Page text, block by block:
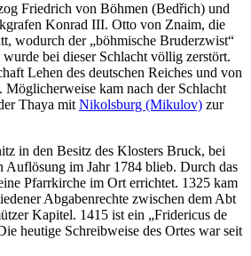
Friedrich von Böhmen (Bedřich) und
Konrad III. Otto von Znaim, die
wodurch der „böhmische Bruderzwist“
bei dieser Schlacht völlig zerstört.
Lehen des deutschen Reiches und von
kam nach der Schlacht
Thaya mit Nikolsburg (Mikulov) zur
in den Besitz des Klosters Bruck, bei
Auflösung im Jahr 1784 blieb. Durch das
Pfarrkirche im Ort errichtet. 1325 kam
Abgabenrechte zwischen dem Abt
Kapitel. 1415 ist ein „Fridericus de
heutige Schreibweise des Ortes war seit